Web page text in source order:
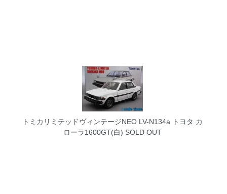
トミカリミテッドヴィンテージNEO LV-N134a トヨタ カ
ローラ1600GT(白) SOLD OUT